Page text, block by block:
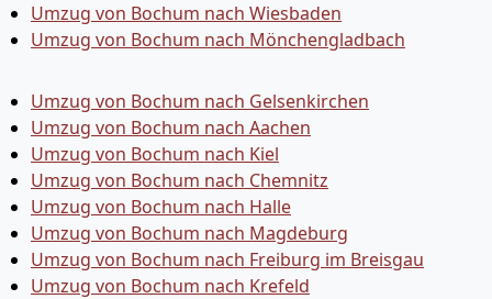
Umzug von Bochum nach Wiesbaden
Umzug von Bochum nach Mönchen­gladbach
Umzug von Bochum nach Gelsenkirchen
Umzug von Bochum nach Aachen
Umzug von Bochum nach Kiel
Umzug von Bochum nach Chemnitz
Umzug von Bochum nach Halle
Umzug von Bochum nach Magdeburg
Umzug von Bochum nach Freiburg im Breisgau
Umzug von Bochum nach Krefeld